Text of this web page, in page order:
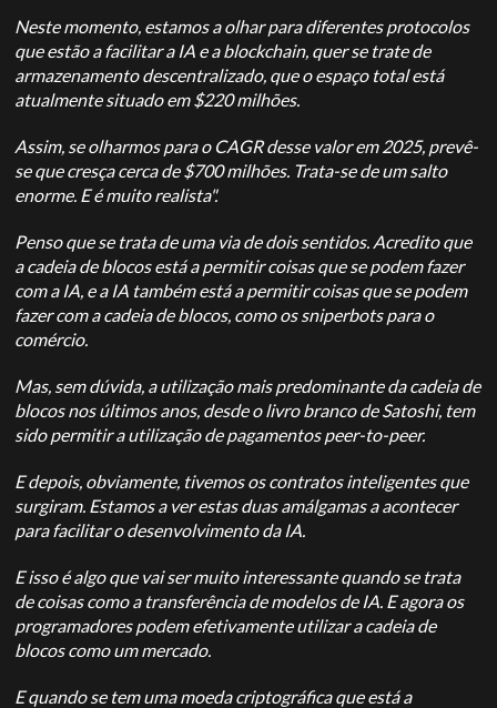
Neste momento, estamos a olhar para diferentes protocolos
que estão a facilitar a IA e a blockchain, quer se trate de
armazenamento descentralizado, que o espaço total está
atualmente situado em $220 milhões.
Assim, se olharmos para o CAGR desse valor em 2025, prevê-
se que cresça cerca de $700 milhões. Trata-se de um salto
enorme. E é muito realista".
Penso que se trata de uma via de dois sentidos. Acredito que
a cadeia de blocos está a permitir coisas que se podem fazer
com a IA, e a IA também está a permitir coisas que se podem
fazer com a cadeia de blocos, como os sniperbots para o
comércio.
Mas, sem dúvida, a utilização mais predominante da cadeia de
blocos nos últimos anos, desde o livro branco de Satoshi, tem
sido permitir a utilização de pagamentos peer-to-peer.
E depois, obviamente, tivemos os contratos inteligentes que
surgiram. Estamos a ver estas duas amálgamas a acontecer
para facilitar o desenvolvimento da IA.
E isso é algo que vai ser muito interessante quando se trata
de coisas como a transferência de modelos de IA. E agora os
programadores podem efetivamente utilizar a cadeia de
blocos como um mercado.
E quando se tem uma moeda criptográfica que está a